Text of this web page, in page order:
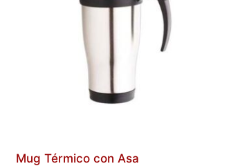
Mug Térmico con Asa